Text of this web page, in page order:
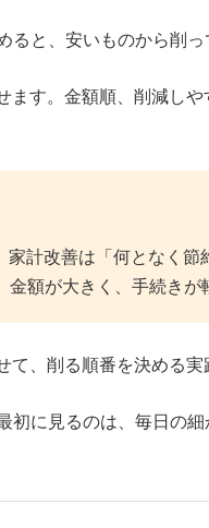
と、安いものから削っ
ます。金額順、削減し
計改善は「何となく節
額が大きく、手続きが
、削る順番を決める実
初に見るのは、毎日の